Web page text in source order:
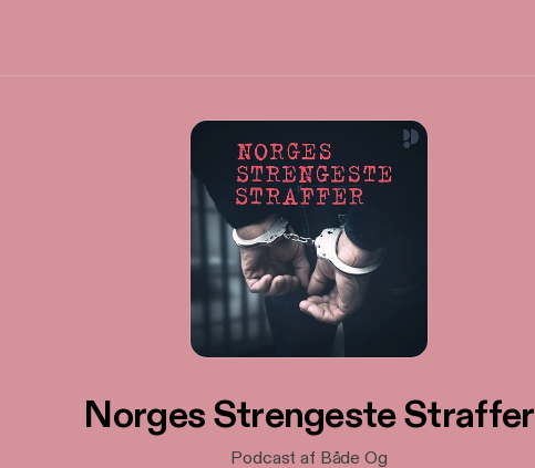
Norges Strengeste Straffer
Podcast af Både Og